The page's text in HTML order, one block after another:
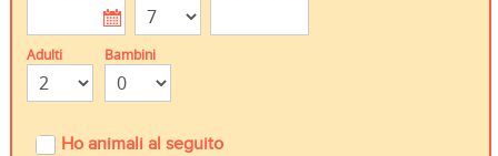
Adulti Bambini
Ho animali al seguito